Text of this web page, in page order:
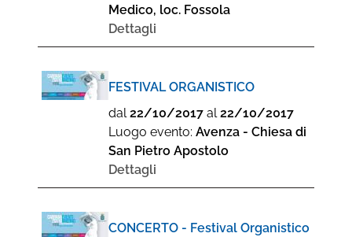
Medico, loc. Fossola
Dettagli
FESTIVAL ORGANISTICO
dal22/10/2017 al22/10/2017
Luogo evento: Avenza - Chiesa di
San Pietro Apostolo
Dettagli
CONCERTO - Festival Organistico